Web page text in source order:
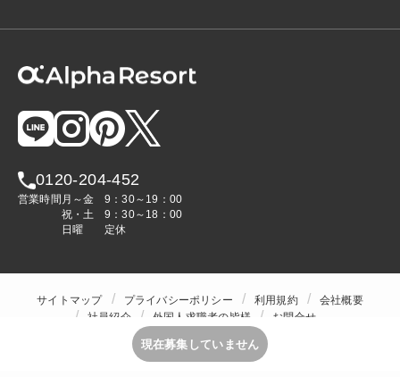
0120-204-452
営業時間 月～金
9：30～19：00
祝・土
9：30～18：00
日曜
定休
サイトマップ プライバシーポリシー 利用規約
会社概要
社員紹介
外国人求職者の皆様
お問合せ
現在募集していません